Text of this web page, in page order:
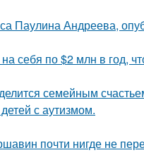
Паулина Андреева,
себя по $2 млн в год,
семейным
с аутизмом.
почти нигде не